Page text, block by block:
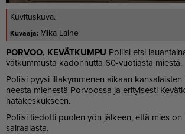
Kuvituskuva.
Mika Laine
POR­VOO, KE­VÄT­KUM­PU Po­lii­si et­si
vät­kum­mus­ta ka­don­nut­ta 60-vuo­ti­as­ta mies­tä.
Po­lii­si pyy­si il­ta­kym­me­nen ai­kaan
nees­ta mie­hes­tä Por­voos­sa ja eri­tyi­ses­ti
hä­tä­kes­kuk­seen.
Po­lii­si tie­dot­ti puo­len yön jäl­keen, et­tä mies
sai­raa­las­ta.